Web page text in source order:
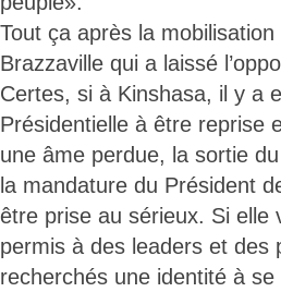
Tout ça après la
Brazzaville qui a laissé
Certes, si à Kinshasa, il y a
Présidentielle à être reprise
une âme perdue, la sortie
la mandature du Président
être prise au sérieux. Si elle
permis à des leaders et des
recherchés une identité à